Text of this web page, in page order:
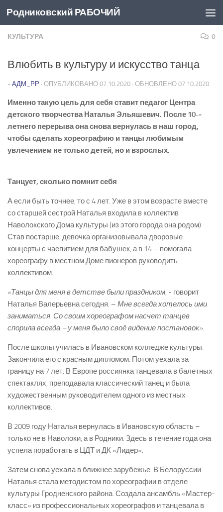
Перейти к содержимому
Родниковский РАБОЧИЙ
КУЛЬТУРА 0
Влюбить в культуру и искусство танца
- АДМ_РР · ОПУБЛИКОВАНО 07.10.2020 · ОБНОВЛЕНО 07.10.2020
Именно такую цель для себя ставит педагог Центра
детского творчества Наталья Эльяшевич. После 10-­
летнего перерыва она снова вернулась в наш город,
чтобы сделать хореографию и танцы любимым
увлечением не только детей, но и взрослых.
Танцует, сколько помнит себя
А если быть точнее, то с 4 лет. Уже в этом возрасте вместе
со старшей сестрой Наталья входила в коллектив
Наволокского Дома культуры (из этого города она родом).
Став постарше, девочка организовывала дворовые
концерты с чаепитием для бабушек, а в 14 – помогала
хореографу в местном Доме пионеров руководить
коллективом.
«Танцы для меня в детстве были праздником, -­ говорит
Наталья Валерьевна сегодня. – Мне всегда хотелось ими
заниматься. Со своим хореографом насчет танцев
спорила всегда – у меня было своё видение постановок».
После школы училась в Ивановском колледже культуры.
Закончила его с красным дипломом. Потом уехала за
границу на 7 лет. В Европе россиянка танцевала в балетных
спектаклях, преподавала классический танец и была
художественным руководителем одного из местных
коллективов.
В 2009 году Наталья вернулась в Ивановскую область –
только не в Наволоки, а в Родники. Здесь в течение года она
успела поработать в ЦДТ и ДК «Лидер».
Затем снова уехала в ближнее зарубежье. В Белоруссии
Наталья стала методистом по хореографии в отделе
культуры Гродненского района. Создала ансамбль «Мастер­-
класс» из профессиональных хореографов и танцевала в